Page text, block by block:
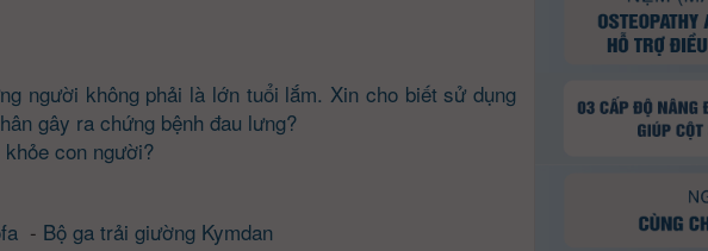
người không phải là lớn tuổi lắm. Xin cho biết sử dụng
gây ra chứng bệnh đau lưng?
con người?
- Bộ ga trải giường Kymdan